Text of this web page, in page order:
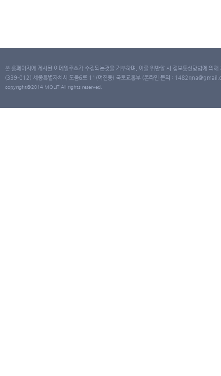
본 홈페이지에 게시된 이메일주소가 수집되는것을 거부하며, 이를 위반할 시 정보통신망법에 의
(339-012) 세종특별자치시 도움6로 11(어진동) 국토교통부 (온라인 문의 :
copyright@2014 MOLIT All rights reserved.